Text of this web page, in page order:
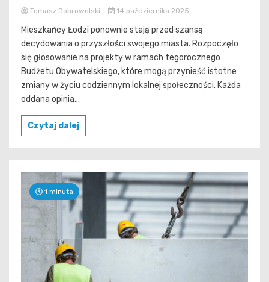
Tomasz Dobrowolski 14 października 2025
Mieszkańcy Łodzi ponownie stają przed szansą
decydowania o przyszłości swojego miasta. Rozpoczęło
się głosowanie na projekty w ramach tegorocznego
Budżetu Obywatelskiego, które mogą przynieść istotne
zmiany w życiu codziennym lokalnej społeczności. Każda
oddana opinia...
Czytaj dalej
1 minuta